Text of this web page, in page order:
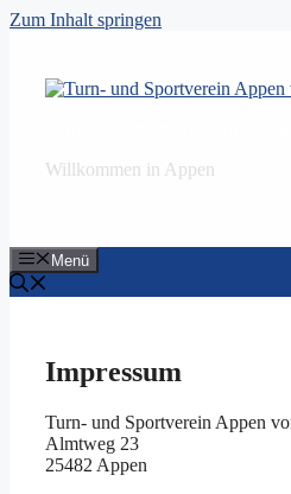
Zum Inhalt springen
Willkommen in Appen
Menü
Impressum
Turn- und Sportverein Appen
Almtweg 23
25482 Appen